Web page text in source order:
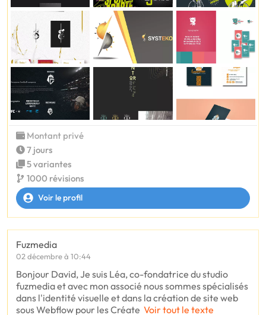
Montant privé
7 jours
5 variantes
1000 révisions
Voir le profil
Fuzmedia
02 décembre à 10:44
Bonjour David, Je suis Léa, co-fondatrice du studio
fuzmedia et avec mon associé nous sommes spécialisés
dans l'identité visuelle et dans la création de site web
sous Webflow pour les Créate Voir tout le texte